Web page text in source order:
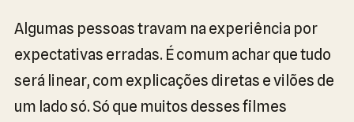
Algumas pessoas travam na experiência por
expectativas erradas. É comum achar que tudo
será linear, com explicações diretas e vilões de
um lado só. Só que muitos desses filmes